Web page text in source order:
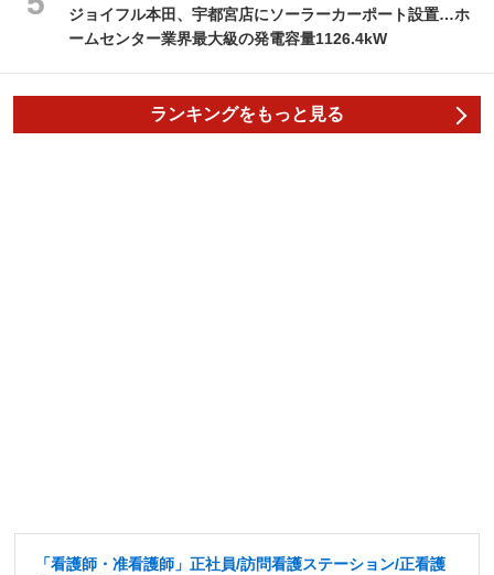
ジョイフル本田、宇都宮店にソーラーカーポート設置…ホ
ームセンター業界最大級の発電容量1126.4kW
ランキングをもっと見る
「看護師・准看護師」正社員/訪問看護ステーション/正看護